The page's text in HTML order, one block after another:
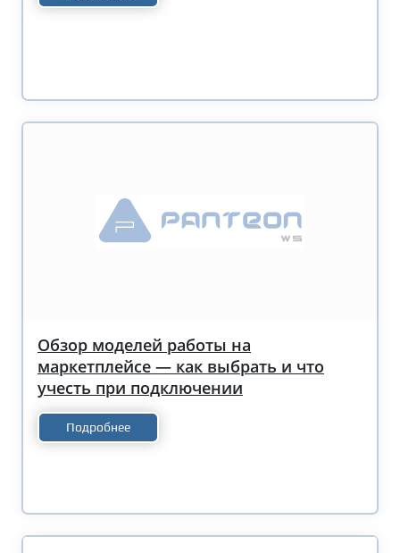
Обзор моделей работы на
маркетплейсе — как выбрать и что
учесть при подключении
Подробнее